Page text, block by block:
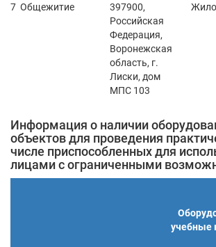
Общежитие
397900,
Российская
Федерация,
Воронежская
область, г.
Лиски, дом
МПС 103
Информация о наличии
объектов для проведения
числе приспособленных для
лицами с ограниченными
учебные